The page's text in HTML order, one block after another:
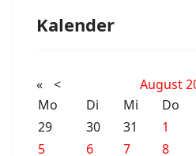
Kalender
« < August
Mo
Di Mi Do
29
30 31 1
5
6 7 8